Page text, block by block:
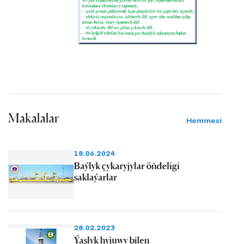
Makalalar Hemmesi
18.06.2024
Baýlyk çykaryjylar öňdeligi
saklaýarlar
28.02.2023
Ýaşlyk hyjuwy bilen